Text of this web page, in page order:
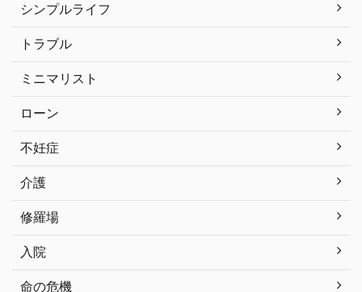
シンプルライフ
トラブル
ミニマリスト
ローン
不妊症
介護
修羅場
入院
命の危機